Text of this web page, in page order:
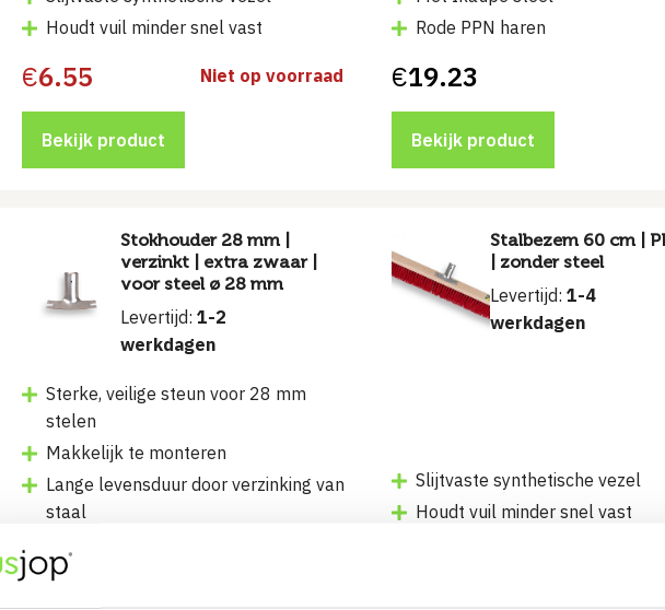
Houdt vuil minder snel vast
€6.55 Niet op voorraad
Bekijk product
Rode PPN haren
€19.23
Bekijk product
Stokhouder 28 mm |
verzinkt | extra zwaar |
voor steel ø 28 mm
Levertijd: 1-2
werkdagen
Sterke, veilige steun voor 28 mm
stelen
Makkelijk te monteren
Lange levensduur door verzinking van
staal
€2.90
Stalbezem 60 cm |
| zonder steel
Levertijd: 1-4
werkdagen
Slijtvaste synthetische vezel
Houdt vuil minder snel vast